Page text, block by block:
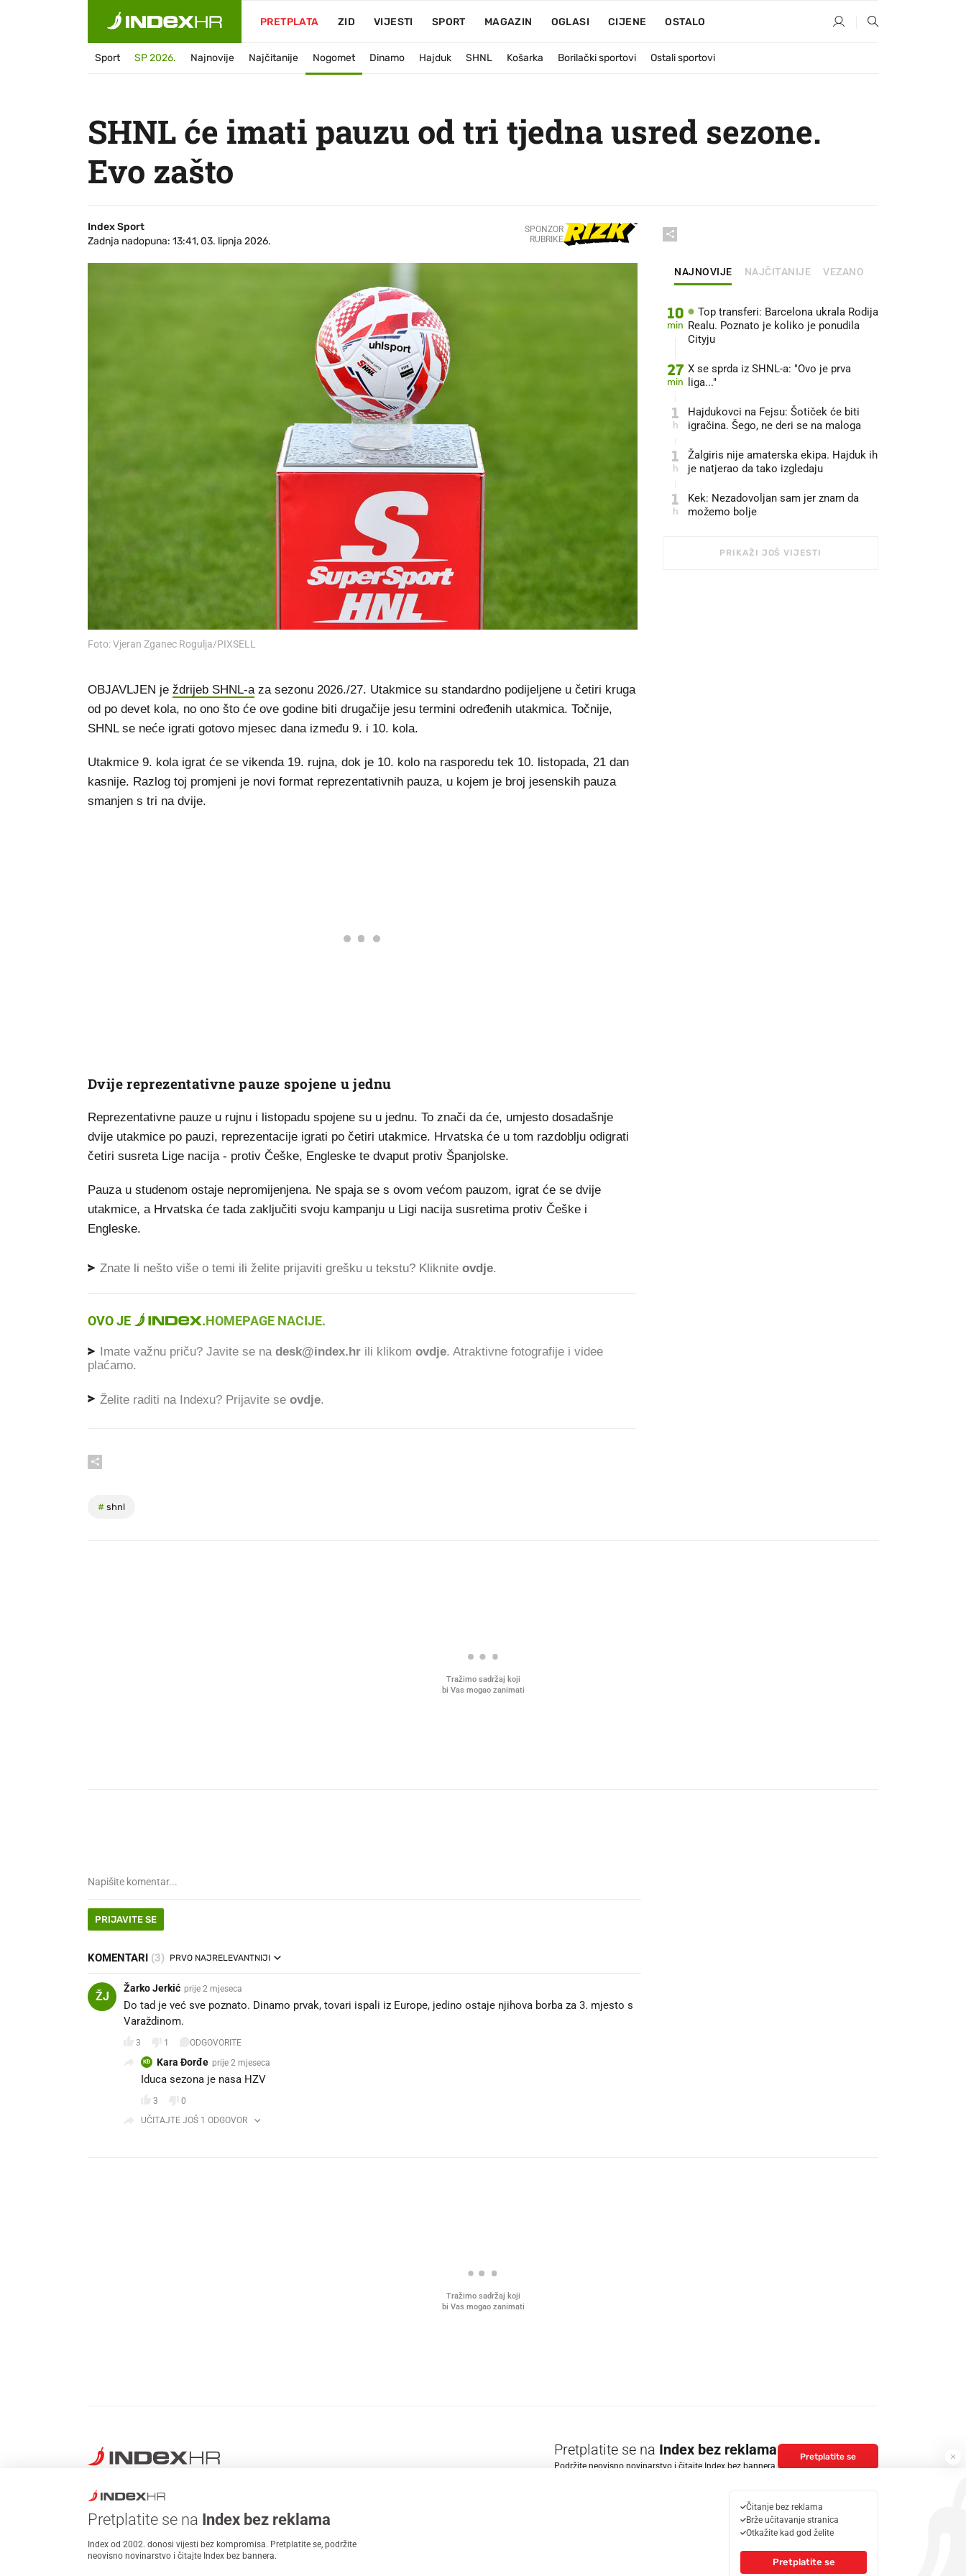
PRETPLATA ZID VIJESTI SPORT MAGAZIN OGLASI CIJENE OSTALO
Sport SP 2026. Najnovije Najčitanije Nogomet Dinamo Hajduk SHNL Košarka Borilački sportovi Ostali sportovi
SHNL će imati pauzu od tri tjedna usred sezone.
Evo zašto
Index Sport
Zadnja nadopuna: 13:41, 03. lipnja 2026.
SPONZOR
RUBRIKE
Foto: Vjeran Zganec Rogulja/PIXSELL
OBJAVLJEN je ždrijeb SHNL-aza sezonu 2026./27. Utakmice su standardno podijeljene u četiri kruga
od po devet kola, no ono što će ove godine biti drugačije jesu termini određenih utakmica. Točnije,
SHNL se neće igrati gotovo mjesec dana između 9. i 10. kola.
Utakmice 9. kola igrat će se vikenda 19. rujna, dok je 10. kolo na rasporedu tek 10. listopada, 21 dan
kasnije. Razlog toj promjeni je novi format reprezentativnih pauza, u kojem je broj jesenskih pauza
smanjen s tri na dvije.
Dvije reprezentativne pauze spojene u jednu
Reprezentativne pauze u rujnu i listopadu spojene su u jednu. To znači da će, umjesto dosadašnje
dvije utakmice po pauzi, reprezentacije igrati po četiri utakmice. Hrvatska će u tom razdoblju odigrati
četiri susreta Lige nacija - protiv Češke, Engleske te dvaput protiv Španjolske.
Pauza u studenom ostaje nepromijenjena. Ne spaja se s ovom većom pauzom, igrat će se dvije
utakmice, a Hrvatska će tada zaključiti svoju kampanju u Ligi nacija susretima protiv Češke i
Engleske.
Znate li nešto više o temi ili želite prijaviti grešku u tekstu? Kliknite ovdje.
OVO JE .HOMEPAGE NACIJE.
Imate važnu priču? Javite se na desk@index.hr ili klikom ovdje. Atraktivne fotografije i videe
plaćamo.
Želite raditi na Indexu? Prijavite se ovdje.
# shnl
NAJNOVIJE NAJČITANIJE VEZANO
10
min
Top transferi: Barcelona ukrala Rodija
Realu. Poznato je koliko je ponudila
Cityju
27
min
X se sprda iz SHNL-a: "Ovo je prva
liga..."
1
h
Hajdukovci na Fejsu: Šotiček će biti
igračina. Šego, ne deri se na maloga
1
h
Žalgiris nije amaterska ekipa. Hajduk ih
je natjerao da tako izgledaju
1
h
Kek: Nezadovoljan sam jer znam da
možemo bolje
PRIKAŽI JOŠ VIJESTI
Tražimo sadržaj koji
bi Vas mogao zanimati
PRIJAVITE SE
KOMENTARI (3) PRVO NAJRELEVANTNIJI
ŽJ
Žarko Jerkić prije 2 mjeseca
Do tad je već sve poznato. Dinamo prvak, tovari ispali iz Europe, jedino ostaje njihova borba za 3. mjesto s
Varaždinom.
3 1 ODGOVORITE
KĐ Kara Đorđe prije 2 mjeseca
Iduca sezona je nasa HZV
3
0
UČITAJTE JOŠ 1 ODGOVOR
Tražimo sadržaj koji
bi Vas mogao zanimati
Pretplatite se na Index bez reklama
Index od 2002. donosi vijesti bez kompromisa. Pretplatite se, podržite
neovisno novinarstvo i čitajte Index bez bannera.
Čitanje bez reklama
Brže učitavanje stranica
Otkažite kad god želite
Pretplatite se
Pretplatite se na Index bez reklama
Podržite neovisno novinarstvo i čitajte Index bez bannera.
Pretplatite se
Hrvatska
Dinamo
PRATITE NAS
Facebook
Youtube